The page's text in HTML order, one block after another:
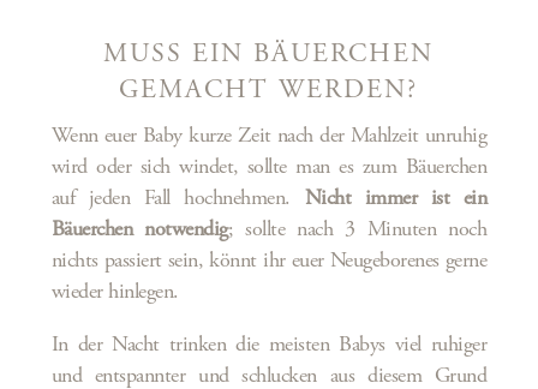
MUSS EIN BÄUERCHEN
GEMACHT WERDEN?
Wenn euer Baby kurze Zeit nach der Mahlzeit unruhig
wird oder sich windet, sollte man es zum Bäuerchen
auf jeden Fall hochnehmen. Nicht immer ist ein
Bäuerchen notwendig; sollte nach 3 Minuten noch
nichts passiert sein, könnt ihr euer Neugeborenes gerne
wieder hinlegen.
In der Nacht trinken die meisten Babys viel ruhiger
und entspannter und schlucken aus diesem Grund